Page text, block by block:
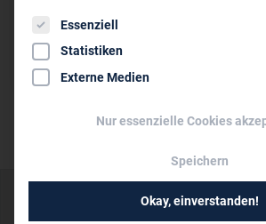
www.ilf.com
Es folgt eine Liste der Service-
Essenziell
Statistiken
Externe Medien
Nur essenzielle Cookies
Speichern
Okay, einverstanden!